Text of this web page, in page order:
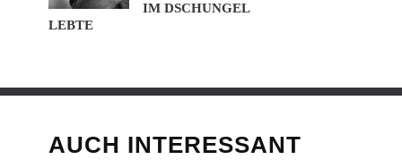
IM DSCHUNGEL
LEBTE
AUCH INTERESSANT